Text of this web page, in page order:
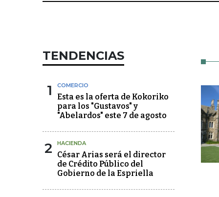
TENDENCIAS
1 COMERCIO
Esta es la oferta de Kokoriko
para los "Gustavos" y
"Abelardos" este 7 de agosto
2 HACIENDA
César Arias será el director
de Crédito Público del
Gobierno de la Espriella